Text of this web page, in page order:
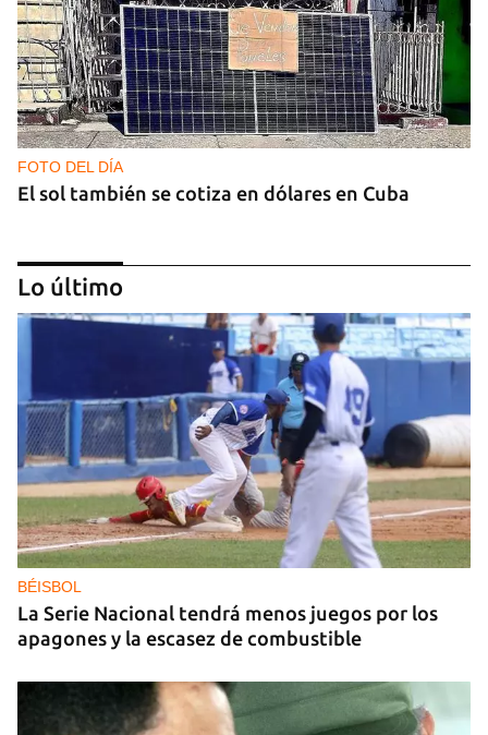
FOTO DEL DÍA
El sol también se cotiza en dólares en Cuba
GAS
Los puntos de ProGas vuelven a cerrar en La
Habana tras agotarse las balitas de gas en
dólares
Lo último
BÉISBOL
La Serie Nacional tendrá menos juegos por los
apagones y la escasez de combustible